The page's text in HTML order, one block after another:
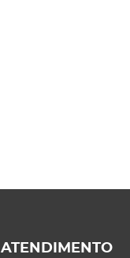
ATENDIMENTO